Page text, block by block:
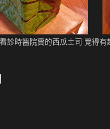
看診時醫院賣的西瓜土司 覺得有